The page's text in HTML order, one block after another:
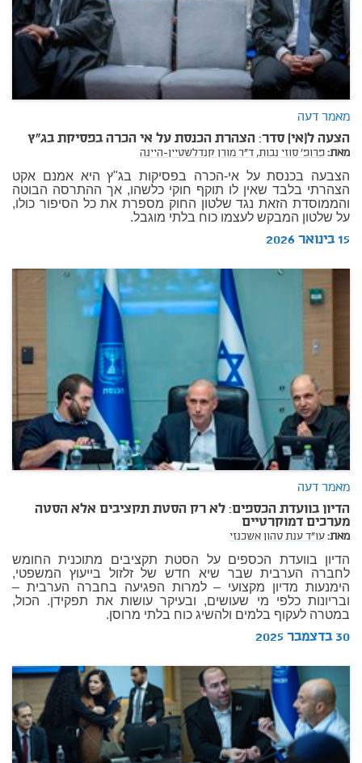
מאמר דעה
הצעה ל(אי) סדר: הצהרת הכנסת על אי הכרה בפסיקת בג"ץ
מאת:פרופ' סוזי נבות, ד"ר מורן קנדלשטיין-היינה
הצבעה בכנסת על אי-הכרה בפסיקות בג"ץ היא אמנם אקט
הצהרתי בלבד שאין לו תוקף חוקי כלשהו, אך ההתרסה הבוטה
והממוסדת הזאת נגד שלטון החוק מספרת את כל הסיפור כולו,
על שלטון המבקש לעצמו כוח בלתי מוגבל.
15 בינואר 2026
מאמר דעה
הדיון בוועדת הכספים: לא רק הסטת תקציבים אלא הסטה
מערכים דמוקרטיים
מאת:עו"ד ענת טהון אשכנזי
הדיון בוועדת הכספים על הסטת תקציבים מתוכנית החומש
לחברה הערבית שבר שיא חדש של זלזול בייעוץ המשפטי,
הימנעות מדיון מקצועי – למרות הפגיעה בחברה הערבית –
ובריונות כלפי מי שעושים, ובעיקר עושות את תפקידן. הכול,
במטרה לעקוף בלמים ולהשיג כוח בלתי מרוסן.
30 בדצמבר 2025